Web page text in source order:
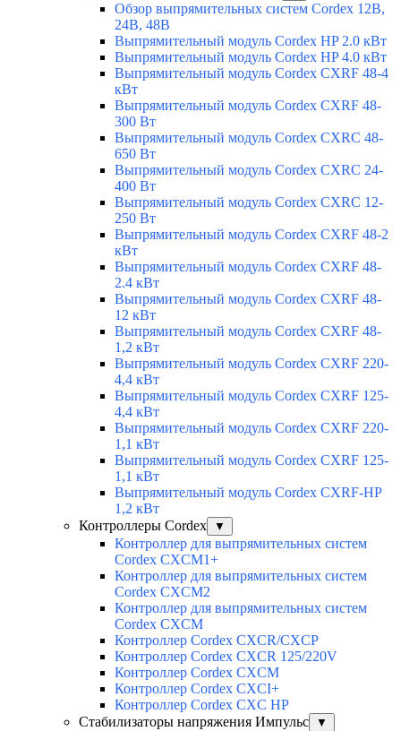
Обзор выпрямительных систем Cordex 12В,
24В, 48В
Выпрямительный модуль Cordex HP 2.0 кВт
Выпрямительный модуль Cordex HP 4.0 кВт
Выпрямительный модуль Cordex CXRF 48-4
кВт
Выпрямительный модуль Cordex CXRF 48-
300 Вт
Выпрямительный модуль Cordex CXRС 48-
650 Вт
Выпрямительный модуль Cordex CXRС 24-
400 Вт
Выпрямительный модуль Cordex CXRС 12-
250 Вт
Выпрямительный модуль Cordex CXRF 48-2
кВт
Выпрямительный модуль Cordex CXRF 48-
2.4 кВт
Выпрямительный модуль Cordex CXRF 48-
12 кВт
Выпрямительный модуль Cordex CXRF 48-
1,2 кВт
Выпрямительный модуль Cordex CXRF 220-
4,4 кВт
Выпрямительный модуль Cordex CXRF 125-
4,4 кВт
Выпрямительный модуль Cordex CXRF 220-
1,1 кВт
Выпрямительный модуль Cordex CXRF 125-
1,1 кВт
Выпрямительный модуль Cordex CXRF-HP
1,2 кВт
Контроллеры Cordex
▼
Контроллер для выпрямительных систем
Cordex CXCM1+
Контроллер для выпрямительных систем
Cordex CXCM2
Контроллер для выпрямительных систем
Cordex CXCM
Контроллер Cordex CXCR/CXCP
Контроллер Cordex CXCR 125/220V
Контроллер Cordex CXCM
Контроллер Cordex CXCI+
Контроллер Cordex CXC HP
Стабилизаторы напряжения Импульс
▼